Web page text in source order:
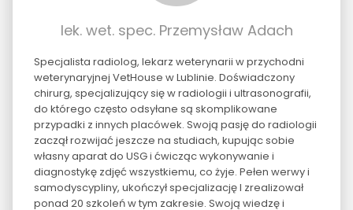
lek. wet. spec. Przemysław Adach
Specjalista radiolog, lekarz weterynarii w przychodni
weterynaryjnej VetHouse w Lublinie. Doświadczony
chirurg, specjalizujący się w radiologii i ultrasonografii,
do którego często odsyłane są skomplikowane
przypadki z innych placówek. Swoją pasję do radiologii
zaczął rozwijać jeszcze na studiach, kupując sobie
własny aparat do USG i ćwicząc wykonywanie i
diagnostykę zdjęć wszystkiemu, co żyje. Pełen werwy i
samodyscypliny, ukończył specjalizację I zrealizował
ponad 20 szkoleń w tym zakresie. Swoją wiedzę i